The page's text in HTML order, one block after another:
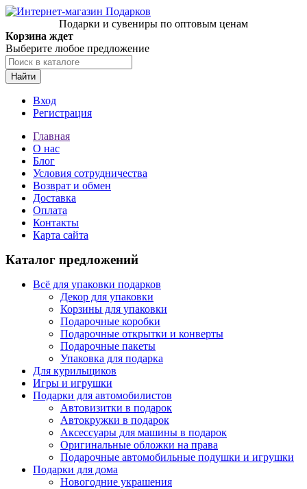
Подарки и сувениры по оптовым ценам
Корзина ждет
Выберите любое предложение
Найти
Вход
Регистрация
Главная
О нас
Блог
Условия сотрудничества
Возврат и обмен
Доставка
Оплата
Контакты
Карта сайта
Каталог предложений
Всё для упаковки подарков
Декор для упаковки
Корзины для упаковки
Подарочные коробки
Подарочные открытки и конверты
Подарочные пакеты
Упаковка для подарка
Для курильщиков
Игры и игрушки
Подарки для автомобилистов
Автовизитки в подарок
Автокружки в подарок
Аксессуары для машины в подарок
Оригинальные обложки на права
Подарочные автомобильные подушки и игрушки
Подарки для дома
Новогодние украшения